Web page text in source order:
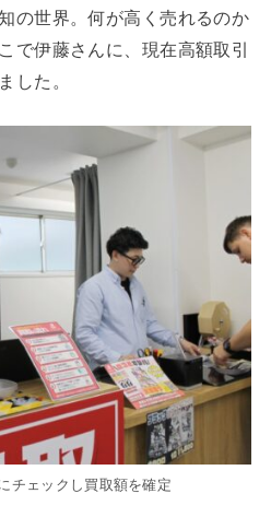
の世界。何が高く売れるのか
で伊藤さんに、現在高額取引
した。
チェックし買取額を確定